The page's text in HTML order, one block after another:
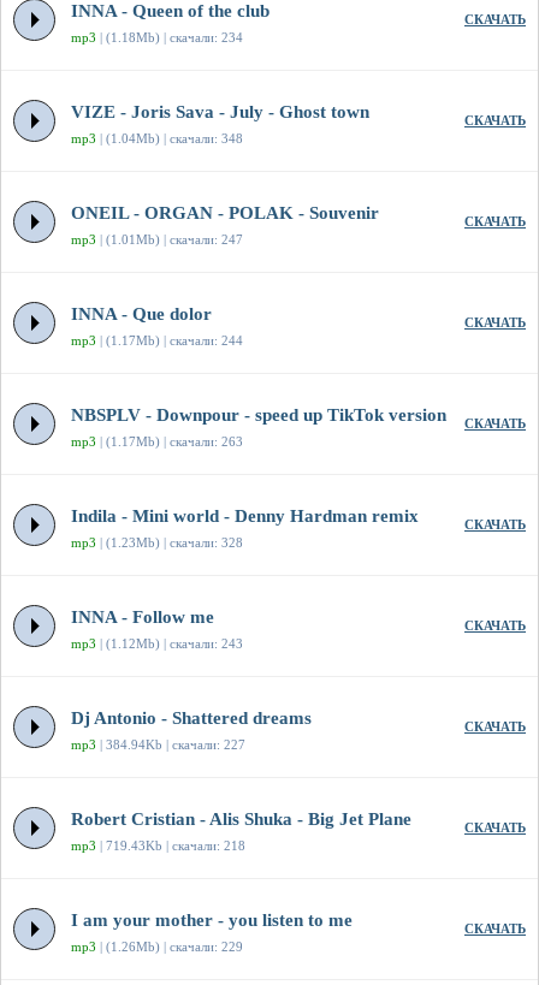
INNA - Queen of the club
mp3 | (1.18Mb) | скачали: 234
СКАЧАТЬ
VIZE - Joris Sava - July - Ghost town
mp3 | (1.04Mb) | скачали: 348
СКАЧАТЬ
ONEIL - ORGAN - POLAK - Souvenir
mp3 | (1.01Mb) | скачали: 247
СКАЧАТЬ
INNA - Que dolor
mp3 | (1.17Mb) | скачали: 244
СКАЧАТЬ
NBSPLV - Downpour - speed up TikTok version
mp3 | (1.17Mb) | скачали: 263
СКАЧАТЬ
Indila - Mini world - Denny Hardman remix
mp3 | (1.23Mb) | скачали: 328
СКАЧАТЬ
INNA - Follow me
mp3 | (1.12Mb) | скачали: 243
СКАЧАТЬ
Dj Antonio - Shattered dreams
mp3 | 384.94Kb | скачали: 227
СКАЧАТЬ
Robert Cristian - Alis Shuka - Big Jet Plane
mp3 | 719.43Kb | скачали: 218
СКАЧАТЬ
I am your mother - you listen to me
mp3 | (1.26Mb) | скачали: 229
СКАЧАТЬ